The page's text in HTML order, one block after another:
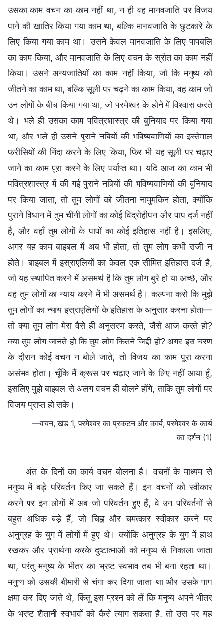
उसका काम वचन का काम नहीं था, न ही वह मानवजाति पर विजय
पाने की खातिर किया गया काम था, बल्कि मानवजाति के छुटकारे के
लिए किया गया काम था। उसने केवल मानवजाति के लिए पापबलि
का काम किया, और मानवजाति के लिए वचन के स्रोत का काम नहीं
किया। उसने अन्यजातियों का काम नहीं किया, जो कि मनुष्य को
जीतने का काम था, बल्कि सूली पर चढ़ने का काम किया, वह काम जो
उन लोगों के बीच किया गया था, जो परमेश्वर के होने में विश्वास करते
थे। भले ही उसका काम पवित्रशास्त्र की बुनियाद पर किया गया
था, और भले ही उसने पुराने नबियों की भविष्यवाणियों का इस्तेमाल
फरीसियों की निंदा करने के लिए किया, फिर भी यह सूली पर चढ़ाए
जाने का काम पूरा करने के लिए पर्याप्त था। यदि आज का काम भी
पवित्रशास्त्र में की गई पुराने नबियों की भविष्यवाणियों की बुनियाद
पर किया जाता, तो तुम लोगों को जीतना नामुमकिन होता, क्योंकि
पुराने विधान में तुम चीनी लोगों का कोई विद्रोहीपन और पाप दर्ज नहीं
है, और वहाँ तुम लोगों के पापों का कोई इतिहास नहीं है। इसलिए,
अगर यह काम बाइबल में अब भी होता, तो तुम लोग कभी राजी न
होते। बाइबल में इस्राएलियों का केवल एक सीमित इतिहास दर्ज है,
जो यह स्थापित करने में असमर्थ है कि तुम लोग बुरे हो या अच्छे, और
वह तुम लोगों का न्याय करने में भी असमर्थ है। कल्पना करो कि मुझे
तुम लोगों का न्याय इस्राएलियों के इतिहास के अनुसार करना होता—
तो क्या तुम लोग मेरा वैसे ही अनुसरण करते, जैसे आज करते हो?
क्या तुम लोग जानते हो कि तुम लोग कितने जिद्दी हो? अगर इस चरण
के दौरान कोई वचन न बोले जाते, तो विजय का काम पूरा करना
असंभव होता। चूँकि मैं क्रूस पर चढ़ाए जाने के लिए नहीं आया हूँ,
इसलिए मुझे बाइबल से अलग वचन ही बोलने होंगे, ताकि तुम लोगों पर
विजय प्राप्त हो सके।
—वचन, खंड 1, परमेश्वर का प्रकटन और कार्य, परमेश्वर के कार्य
का दर्शन (1)
अंत के दिनों का कार्य वचन बोलना है। वचनों के माध्यम से
मनुष्य में बड़े परिवर्तन किए जा सकते हैं। इन वचनों को स्वीकार
करने पर इन लोगों में अब जो परिवर्तन हुए हैं, वे उन परिवर्तनों से
बहुत अधिक बड़े हैं, जो चिह्न और चमत्कार स्वीकार करने पर
अनुग्रह के युग में लोगों में हुए थे। क्योंकि अनुग्रह के युग में हाथ
रखकर और प्रार्थना करके दुष्टात्माओं को मनुष्य से निकाला जाता
था, परंतु मनुष्य के भीतर का भ्रष्ट स्वभाव तब भी बना रहता था।
मनुष्य को उसकी बीमारी से चंगा कर दिया जाता था और उसके पाप
क्षमा कर दिए जाते थे, किंतु इस प्रश्न को लें कि मनुष्य अपने भीतर
के भ्रष्ट शैतानी स्वभावों को कैसे त्याग सकता है, तो उस पर यह